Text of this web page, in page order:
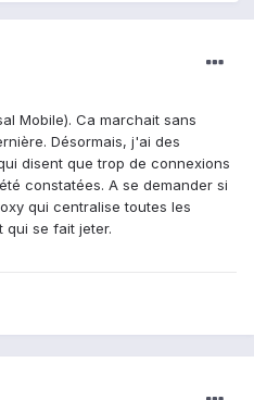
Mobile). Ca marchait sans
Désormais, j'ai des
disent que trop de connexions
constatées. A se demander si
qui centralise toutes les
qui se fait jeter.